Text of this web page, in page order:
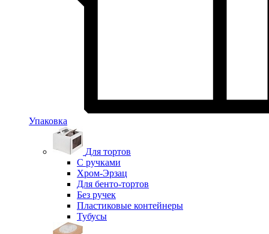
Упаковка
Для тортов
С ручками
Хром-Эрзац
Для бенто-тортов
Без ручек
Пластиковые контейнеры
Тубусы